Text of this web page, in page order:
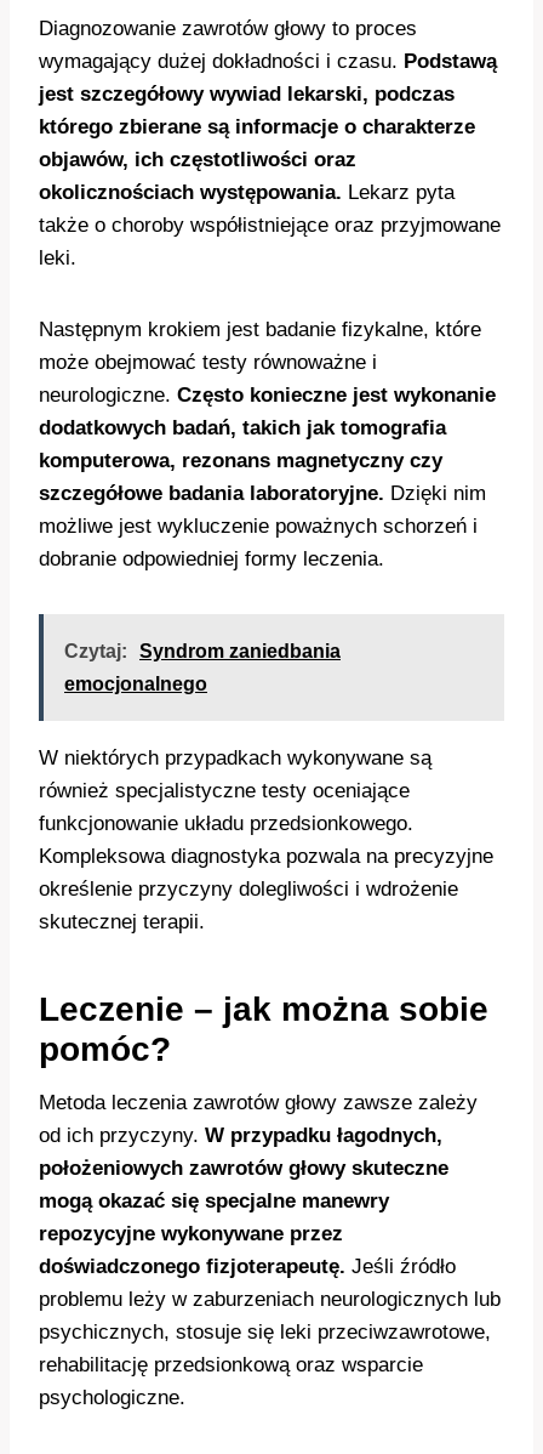
Diagnozowanie zawrotów głowy to proces
wymagający dużej dokładności i czasu. Podstawą
jest szczegółowy wywiad lekarski, podczas
którego zbierane są informacje o charakterze
objawów, ich częstotliwości oraz
okolicznościach występowania. Lekarz pyta
także o choroby współistniejące oraz przyjmowane
leki.
Następnym krokiem jest badanie fizykalne, które
może obejmować testy równoważne i
neurologiczne. Często konieczne jest wykonanie
dodatkowych badań, takich jak tomografia
komputerowa, rezonans magnetyczny czy
szczegółowe badania laboratoryjne. Dzięki nim
możliwe jest wykluczenie poważnych schorzeń i
dobranie odpowiedniej formy leczenia.
Czytaj:
Syndrom zaniedbania
emocjonalnego
W niektórych przypadkach wykonywane są
również specjalistyczne testy oceniające
funkcjonowanie układu przedsionkowego.
Kompleksowa diagnostyka pozwala na precyzyjne
określenie przyczyny dolegliwości i wdrożenie
skutecznej terapii.
Leczenie – jak można sobie
pomóc?
Metoda leczenia zawrotów głowy zawsze zależy
od ich przyczyny. W przypadku łagodnych,
położeniowych zawrotów głowy skuteczne
mogą okazać się specjalne manewry
repozycyjne wykonywane przez
doświadczonego fizjoterapeutę. Jeśli źródło
problemu leży w zaburzeniach neurologicznych lub
psychicznych, stosuje się leki przeciwzawrotowe,
rehabilitację przedsionkową oraz wsparcie
psychologiczne.